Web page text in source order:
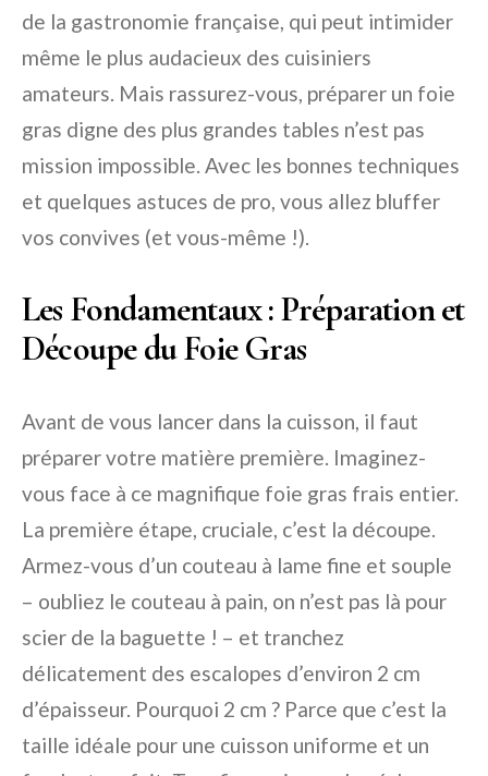
de la gastronomie française, qui peut intimider
même le plus audacieux des cuisiniers
amateurs. Mais rassurez-vous, préparer un foie
gras digne des plus grandes tables n’est pas
mission impossible. Avec les bonnes techniques
et quelques astuces de pro, vous allez bluffer
vos convives (et vous-même !).
Les Fondamentaux : Préparation et
Découpe du Foie Gras
Avant de vous lancer dans la cuisson, il faut
préparer votre matière première. Imaginez-
vous face à ce magnifique foie gras frais entier.
La première étape, cruciale, c’est la découpe.
Armez-vous d’un couteau à lame fine et souple
– oubliez le couteau à pain, on n’est pas là pour
scier de la baguette ! – et tranchez
délicatement des escalopes d’environ 2 cm
d’épaisseur. Pourquoi 2 cm ? Parce que c’est la
taille idéale pour une cuisson uniforme et un